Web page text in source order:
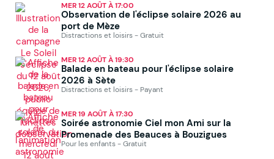
MER 12 AOÛT À 17:00
Observation de l'éclipse solaire 2026 au
port de Mèze
Distractions et loisirs - Gratuit
MER 12 AOÛT À 19:30
Balade en bateau pour l'éclipse solaire
2026 à Sète
Distractions et loisirs - Payant
MER 19 AOÛT À 17:30
Soirée astronomie Ciel mon Ami sur la
Promenade des Beauces à Bouzigues
Pour les enfants - Gratuit